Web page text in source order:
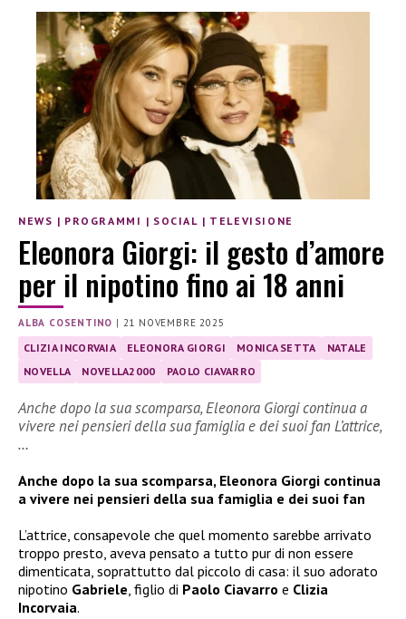
NEWS | PROGRAMMI | SOCIAL | TELEVISIONE
Eleonora Giorgi: il gesto d’amore
per il nipotino fino ai 18 anni
ALBA COSENTINO | 21 NOVEMBRE 2025
CLIZIA INCORVAIA ELEONORA GIORGI MONICA SETTA
NATALE
NOVELLA
NOVELLA2000 PAOLO CIAVARRO
Anche dopo la sua scomparsa, Eleonora Giorgi continua a
vivere nei pensieri della sua famiglia e dei suoi fan L’attrice,
…
Anche dopo la sua scomparsa, Eleonora Giorgi continua
a vivere nei pensieri della sua famiglia e dei suoi fan
L’attrice, consapevole che quel momento sarebbe arrivato
troppo presto, aveva pensato a tutto pur di non essere
dimenticata, soprattutto dal piccolo di casa: il suo adorato
nipotino Gabriele, figlio di Paolo Ciavarro e Clizia
Incorvaia.